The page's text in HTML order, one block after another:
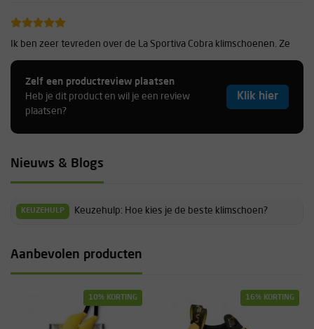
Ik ben zeer tevreden over de La Sportiva Cobra klimschoenen. Ze
bieden een perfecte balans tussen comfort en prestaties. Dankzij
Het suède leer vormt zich naar de voet, wat het draagcomfort
verhoogt. Ze zijn makkelijk aan en uit te trekken en ideaal voor
boulderen en sportklimmen. Een veelzijdige, betrouwbare keuze
voor klimmers van elk niveau!
Ewa
Fijne instap schoenen. Netjes geleverd, schoon product. Niet
extra gevoel op de wand. Ook comfortabel om wat langer te dragen.
Ellen
Zelf een productreview plaatsen
Heb je dit product en wil je een review
plaatsen?
Klik hier
Nieuws & Blogs
KEUZEHULP Keuzehulp: Hoe kies je de beste klimschoen?
Aanbevolen producten
10% KORTING 16% KORTING